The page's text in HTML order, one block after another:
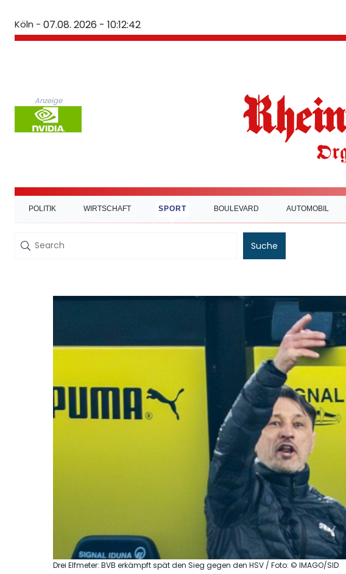
Köln - 07.08. 2026 - 10:12:43
Anzeige
POLITIK WIRTSCHAFT SPORT BOULEVARD AUTOMOBIL
Suche
Drei Elfmeter: BVB erkämpft spät den Sieg gegen den HSV / Foto: © IMAGO/SID